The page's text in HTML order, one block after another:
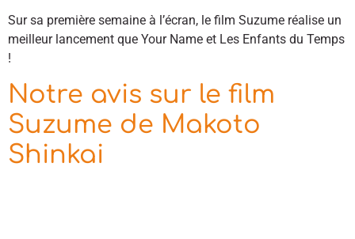
Sur sa première semaine à l’écran, le film Suzume réalise un
meilleur lancement que Your Name et Les Enfants du Temps
!
Notre avis sur le film
Suzume de Makoto
Shinkai